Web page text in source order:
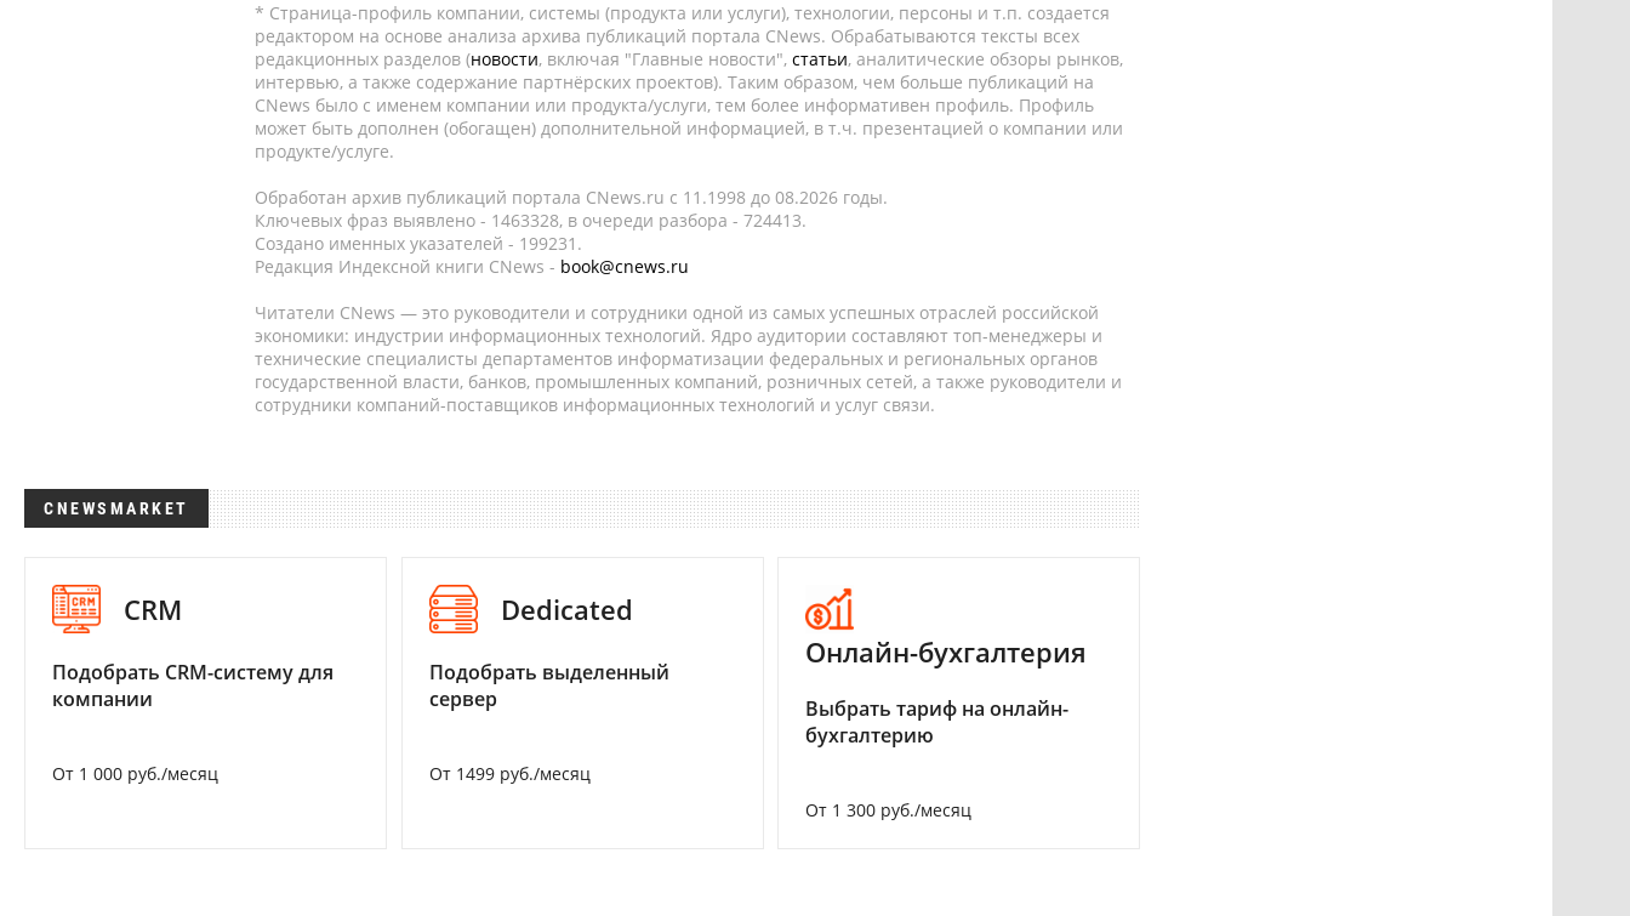
* Страница-профиль компании, системы (продукта или услуги), технологии, персоны и т.п. создается
редактором на основе анализа архива публикаций портала CNews. Обрабатываются тексты всех
редакционных разделов (новости, включая "Главные новости", статьи, аналитические обзоры рынков,
интервью, а также содержание партнёрских проектов). Таким образом, чем больше публикаций на
CNews было с именем компании или продукта/услуги, тем более информативен профиль. Профиль
может быть дополнен (обогащен) дополнительной информацией, в т.ч. презентацией о компании или
продукте/услуге.
Обработан архив публикаций портала CNews.ru c 11.1998 до 08.2026 годы.
Ключевых фраз выявлено - 1463328, в очереди разбора - 724413.
Создано именных указателей - 199231.
Редакция Индексной книги CNews - book@cnews.ru
Читатели CNews — это руководители и сотрудники одной из самых успешных отраслей российской
экономики: индустрии информационных технологий. Ядро аудитории составляют топ-менеджеры и
технические специалисты департаментов информатизации федеральных и региональных органов
государственной власти, банков, промышленных компаний, розничных сетей, а также руководители и
сотрудники компаний-поставщиков информационных технологий и услуг связи.
CNEWSMARKET
CRM
Подобрать CRM-систему для
компании
От 1 000 руб./месяц
Dedicated
Подобрать выделенный
сервер
От 1499 руб./месяц
Онлайн-бухгалтерия
Выбрать тариф на онлайн-
бухгалтерию
От 1 300 руб./месяц